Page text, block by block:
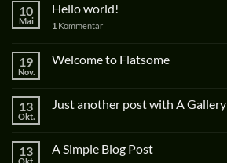
10
Mai
Hello world!
1 Kommentar
19
Nov.
Welcome to Flatsome
13
Okt.
Just another post with A Gallery
13 A Simple Blog Post